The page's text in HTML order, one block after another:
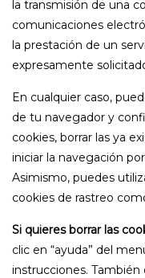
la transmisión de una
comunicaciones
la prestación de un
expresamente
En cualquier caso,
de tu navegador y
cookies, borrar las ya
iniciar la navegación
Asimismo, puedes
cookies de rastreo
Si quieres borrar las
clic en “ayuda” del
instrucciones.